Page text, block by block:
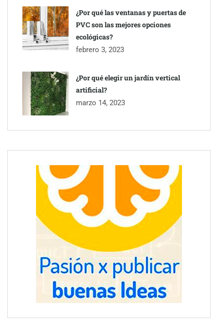
¿Por qué las ventanas y puertas de
PVC son las mejores opciones
ecológicas?
febrero 3, 2023
¿Por qué elegir un jardín vertical
artificial?
marzo 14, 2023